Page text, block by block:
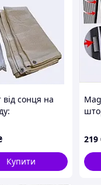
від сонця на
8889593ET
Купити
219